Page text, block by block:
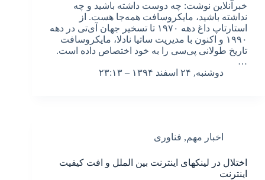
خبرآنلاین نوشت: چه دوست داشته باشید و چه
نداشته باشید، مایکروسافت همه‌جا هست. از
استارتاپ داغ دهه ۱۹۷۰ تا تسخیر جهان آی‌تی در دهه
۱۹۹۰ و اکنون با مدیریت ساتیا نادلا، مایکروسافت
تاریخ طولانی پی‌سی را به خود اختصاص داده است.
…
دوشنبه, ۲۴ اسفند ۱۳۹۴ – ۲۳:۱۳
اخبار مهم, فناوری
اختلال در لینکهای اینترنت بین الملل و افت کیفیت
اینترنت